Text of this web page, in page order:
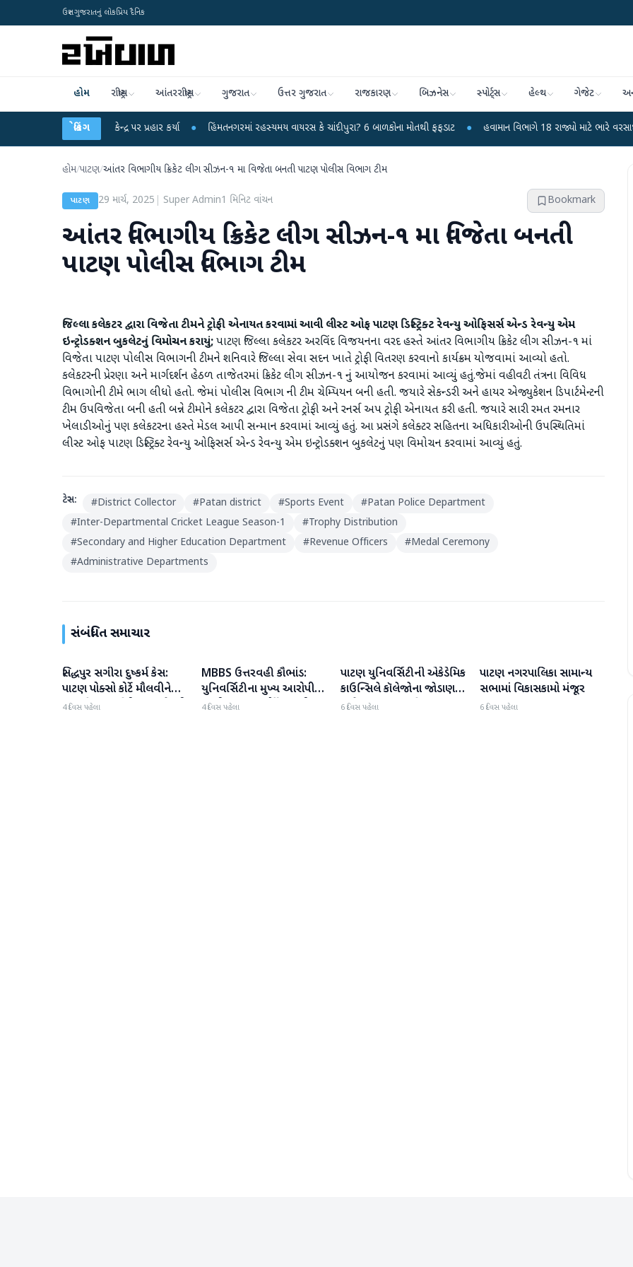
ઉત્તર ગુજરાતનું લોકપ્રિય દૈનિક
હોમ રાષ્ટ્રીય આંતરરાષ્ટ્રીય ગુજરાત ઉત્તર ગુજરાત રાજકારણ બિઝનેસ સ્પોર્ટ્સ હેલ્થ ગેજેટ
બ્રેકિંગ
ગાંધીએ કેન્દ્ર પર પ્રહાર કર્યા ● હિંમતનગરમાં રહસ્યમય વાયરસ કે ચાંદીપુરા? 6 બાળકોના મોતથી ફફડાટ ● હવામાન વિભાગે 18 રાજ્યો માટે ભારે વરસાદની ચેતવણી જારી
હોમ/પાટણ/આંતર વિભાગીય ક્રિકેટ લીગ સીઝન-૧ મા વિજેતા બનતી પાટણ પોલીસ વિભાગ ટીમ
પાટણ 29 માર્ચ, 2025 Super Admin1 મિનિટ વાંચન Bookmark
આંતર વિભાગીય ક્રિકેટ લીગ સીઝન-૧ મા વિજેતા બનતી
પાટણ પોલીસ વિભાગ ટીમ
જિલ્લા કલેકટર દ્વારા વિજેતા ટીમને ટ્રોફી એનાયત કરવામાં આવી લીસ્ટ ઓફ પાટણ ડિસ્ટ્રિક્ટ રેવન્યુ ઓફિસર્સ એન્ડ રેવન્યુ એમ
ઇન્ટ્રોડક્શન બુકલેટનું વિમોચન કરાયું;પાટણ જિલ્લા કલેકટર અરવિંદ વિજયનના વરદ હસ્તે આંતર વિભાગીય ક્રિકેટ લીગ સીઝન-૧ માં
વિજેતા પાટણ પોલીસ વિભાગની ટીમને શનિવારે જિલ્લા સેવા સદન ખાતે ટ્રોફી વિતરણ કરવાનો કાર્યક્રમ યોજવામાં આવ્યો હતો.
કલેકટરની પ્રેરણા અને માર્ગદર્શન હેઠળ તાજેતરમાં ક્રિકેટ લીગ સીઝન-૧ નું આયોજન કરવામાં આવ્યું હતું.જેમાં વહીવટી તંત્રના વિવિધ
વિભાગોની ટીમે ભાગ લીધો હતો. જેમાં પોલીસ વિભાગ ની ટીમ ચેમ્પિયન બની હતી. જયારે સેકન્ડરી અને હાયર એજ્યુકેશન ડિપાર્ટમેન્ટની
ટીમ ઉપવિજેતા બની હતી બન્ને ટીમોને કલેકટર દ્વારા વિજેતા ટ્રોફી અને રનર્સ અપ ટ્રોફી એનાયત કરી હતી. જયારે સારી રમત રમનાર
ખેલાડીઓનું પણ કલેકટરના હસ્તે મેડલ આપી સન્માન કરવામાં આવ્યું હતું. આ પ્રસંગે કલેક્ટર સહિતના અધિકારીઓની ઉપસ્થિતિમાં
લીસ્ટ ઓફ પાટણ ડિસ્ટ્રિક્ટ રેવન્યુ ઓફિસર્સ એન્ડ રેવન્યુ એમ ઇન્ટ્રોડક્શન બુકલેટનું પણ વિમોચન કરવામાં આવ્યું હતું.
ટેગ્સ: #District Collector #Patan district #Sports Event #Patan Police Department
#Inter-Departmental Cricket League Season-1 #Trophy Distribution
#Secondary and Higher Education Department #Revenue Officers #Medal Ceremony
#Administrative Departments
સંબંધિત સમાચાર
પાટણ
સિદ્ધપુર સગીરા દુષ્કર્મ કેસ:
પાટણ પોક્સો કોર્ટે મૌલવીને
ફટકારી 20 વર્ષની સખત કેદની
4 દિવસ પહેલા
પાટણ
MBBS ઉત્તરવહી કૌભાંડ:
યુનિવર્સિટીના મુખ્ય આરોપીની
જામીન અરજી કોર્ટે ફગાવી
4 દિવસ પહેલા
પાટણ
પાટણ યુનિવર્સિટીની એકેડેમિક
કાઉન્સિલે કૉલેજોના જોડાણ
અને NEPના 4 વર્ષના
6 દિવસ પહેલા
પાટણ
પાટણ નગરપાલિકા સામાન્ય
સભામાં વિકાસકામો મંજૂર
6 દિવસ પહેલા